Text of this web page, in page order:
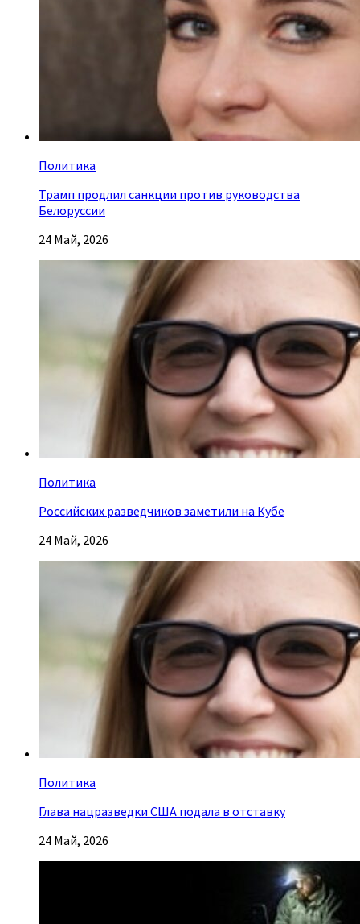
Политика
Трамп продлил санкции против руководства
Белоруссии
24 Май, 2026
Политика
Российских разведчиков заметили на Кубе
24 Май, 2026
Политика
Глава нацразведки США подала в отставку
24 Май, 2026